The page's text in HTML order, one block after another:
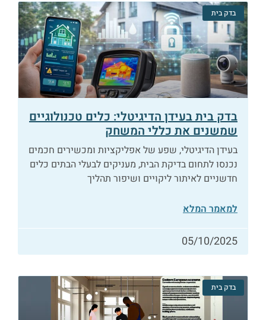
בדק בית
בדק בית בעידן הדיגיטלי: כלים טכנולוגיים
שמשנים את כללי המשחק
בעידן הדיגיטלי, שפע של אפליקציות ומכשירים חכמים
נכנסו לתחום בדיקת הבית, מעניקים לבעלי הבתים כלים
חדשניים לאיתור ליקויים ושיפור תהליך
למאמר המלא
05/10/2025
בדק בית